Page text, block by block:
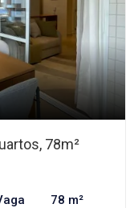
78m²
78 m²